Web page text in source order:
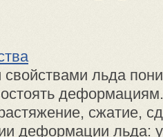
льда
сжатие,
деформации льда: